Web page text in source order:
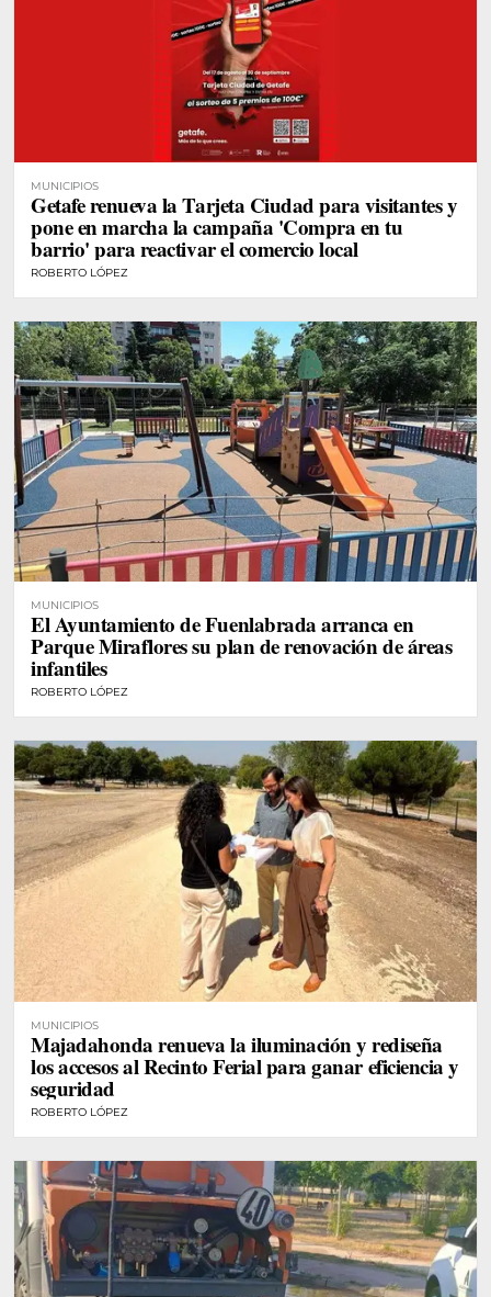
MUNICIPIOS
Getafe renueva la Tarjeta Ciudad para visitantes y
pone en marcha la campaña 'Compra en tu
barrio' para reactivar el comercio local
ROBERTO LÓPEZ
MUNICIPIOS
El Ayuntamiento de Fuenlabrada arranca en
Parque Miraflores su plan de renovación de áreas
infantiles
ROBERTO LÓPEZ
MUNICIPIOS
Majadahonda renueva la iluminación y rediseña
los accesos al Recinto Ferial para ganar eficiencia y
seguridad
ROBERTO LÓPEZ